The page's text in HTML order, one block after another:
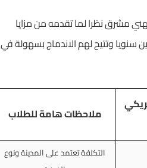
مشرق نظرا لما تقدمه من مزايا
سنويا وتتيح لهم الاندماج بسهولة في
ملاحظات هامة للطلاب
التكلفة تعتمد على المدينة ونوع